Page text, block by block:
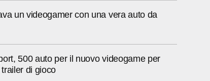
un videogamer con una vera auto da
500 auto per il nuovo videogame per
di gioco